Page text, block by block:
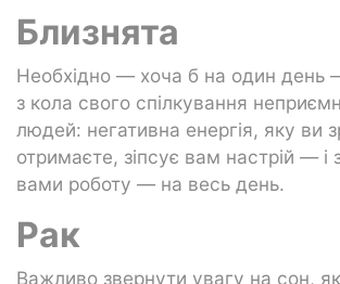
Близнята
Необхідно — хоча б на один день
з кола свого спілкування
людей: негативна енергія, яку ви
отримаєте, зіпсує вам настрій — і
вами роботу — на весь день.
Рак
Важливо звернути увагу на сон,